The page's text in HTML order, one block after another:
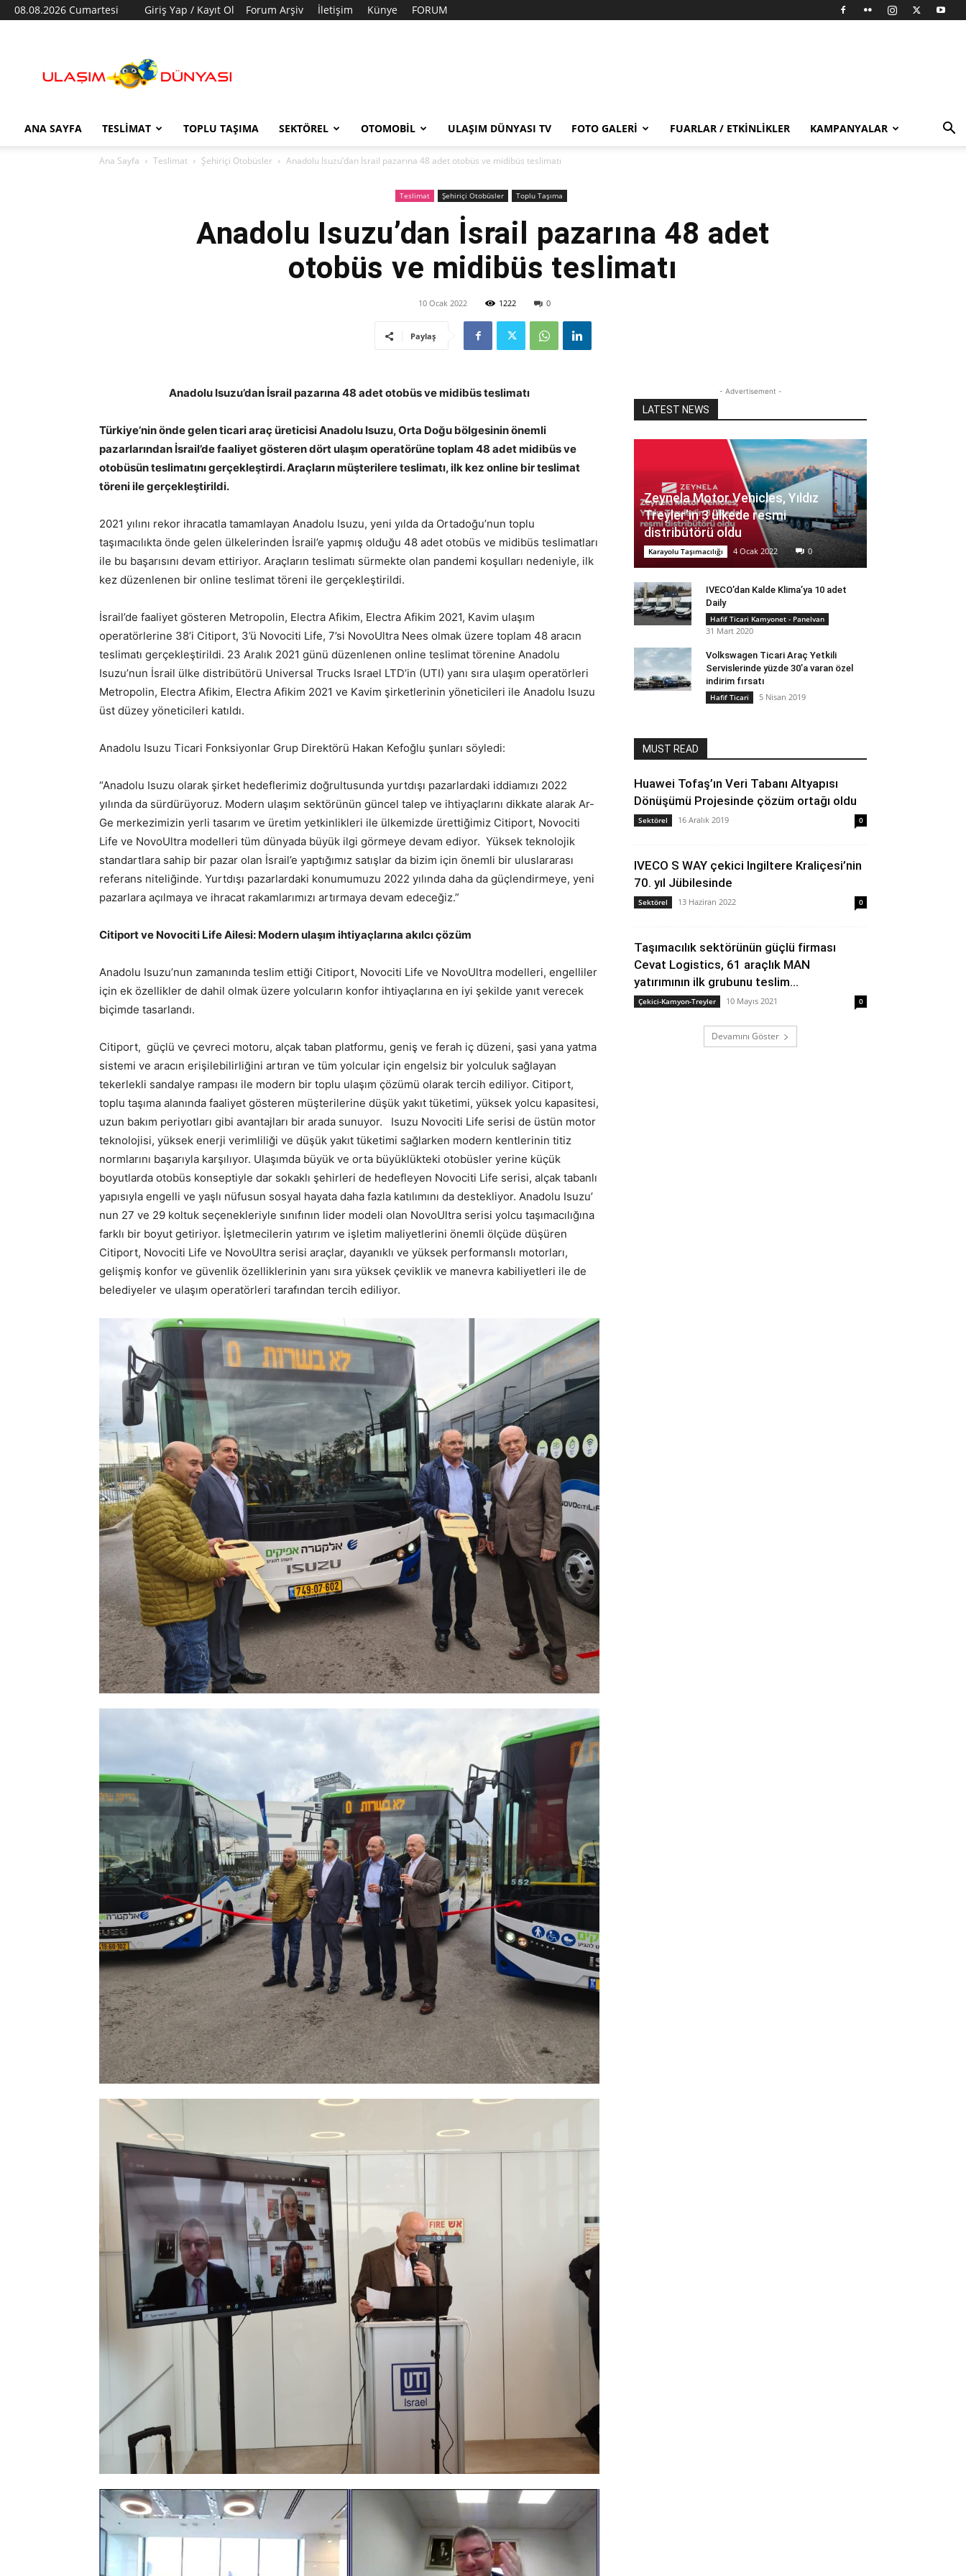
08.08.2026 Cumartesi Giriş Yap / Kayıt Ol Forum Arşiv İletişim Künye FORUM
Dünyası
ANA SAYFA TESLIMAT TOPLU TAŞIMA SEKTÖREL OTOMOBIL ULAŞIM DÜNYASI TV FOTO GALERI FUARLAR / ETKINLIKLER KAMPANYALAR
Ana Sayfa Teslimat Şehiriçi Otobüsler Anadolu Isuzu’dan İsrail pazarına 48 adet otobüs ve midibüs teslimatı
Teslimat Şehiriçi Otobüsler Toplu Taşıma
Anadolu Isuzu’dan İsrail pazarına 48 adet
otobüs ve midibüs teslimatı
10 Ocak 2022 1222 0
Paylaş
Anadolu Isuzu’dan İsrail pazarına 48 adet otobüs ve midibüs teslimatı
Türkiye’nin önde gelen ticari araç üreticisi Anadolu Isuzu, Orta Doğu bölgesinin önemli
pazarlarından İsrail’de faaliyet gösteren dört ulaşım operatörüne toplam 48 adet midibüs ve
otobüsün teslimatını gerçekleştirdi. Araçların müşterilere teslimatı, ilk kez online bir teslimat
töreni ile gerçekleştirildi.
2021 yılını rekor ihracatla tamamlayan Anadolu Isuzu, yeni yılda da Ortadoğu’nun toplu
taşımacılıkta önde gelen ülkelerinden İsrail’e yapmış olduğu 48 adet otobüs ve midibüs teslimatları
ile bu başarısını devam ettiriyor. Araçların teslimatı sürmekte olan pandemi koşulları nedeniyle, ilk
kez düzenlenen bir online teslimat töreni ile gerçekleştirildi.
İsrail’de faaliyet gösteren Metropolin, Electra Afikim, Electra Afikim 2021, Kavim ulaşım
operatörlerine 38’i Citiport, 3’ü Novociti Life, 7’si NovoUltra Nees olmak üzere toplam 48 aracın
teslimatı gerçekleştirildi. 23 Aralık 2021 günü düzenlenen online teslimat törenine Anadolu
Isuzu’nun İsrail ülke distribütörü Universal Trucks Israel LTD’in (UTI) yanı sıra ulaşım operatörleri
Metropolin, Electra Afikim, Electra Afikim 2021 ve Kavim şirketlerinin yöneticileri ile Anadolu Isuzu
üst düzey yöneticileri katıldı.
Anadolu Isuzu Ticari Fonksiyonlar Grup Direktörü Hakan Kefoğlu şunları söyledi:
“Anadolu Isuzu olarak şirket hedeflerimiz doğrultusunda yurtdışı pazarlardaki iddiamızı 2022
yılında da sürdürüyoruz. Modern ulaşım sektörünün güncel talep ve ihtiyaçlarını dikkate alarak Ar-
Ge merkezimizin yerli tasarım ve üretim yetkinlikleri ile ülkemizde ürettiğimiz Citiport, Novociti
Life ve NovoUltra modelleri tüm dünyada büyük ilgi görmeye devam ediyor. Yüksek teknolojik
standartlara sahip bir pazar olan İsrail’e yaptığımız satışlar da bizim için önemli bir uluslararası
referans niteliğinde. Yurtdışı pazarlardaki konumumuzu 2022 yılında daha da güçlendirmeye, yeni
pazarlara açılmaya ve ihracat rakamlarımızı artırmaya devam edeceğiz.”
Citiport ve Novociti Life Ailesi: Modern ulaşım ihtiyaçlarına akılcı çözüm
Anadolu Isuzu’nun zamanında teslim ettiği Citiport, Novociti Life ve NovoUltra modelleri, engelliler
için ek özellikler de dahil olmak üzere yolcuların konfor ihtiyaçlarına en iyi şekilde yanıt verecek
biçimde tasarlandı.
Citiport, güçlü ve çevreci motoru, alçak taban platformu, geniş ve ferah iç düzeni, şasi yana yatma
sistemi ve aracın erişilebilirliğini artıran ve tüm yolcular için engelsiz bir yolculuk sağlayan
tekerlekli sandalye rampası ile modern bir toplu ulaşım çözümü olarak tercih ediliyor. Citiport,
toplu taşıma alanında faaliyet gösteren müşterilerine düşük yakıt tüketimi, yüksek yolcu kapasitesi,
uzun bakım periyotları gibi avantajları bir arada sunuyor. Isuzu Novociti Life serisi de üstün motor
teknolojisi, yüksek enerji verimliliği ve düşük yakıt tüketimi sağlarken modern kentlerinin titiz
normlarını başarıyla karşılıyor. Ulaşımda büyük ve orta büyüklükteki otobüsler yerine küçük
boyutlarda otobüs konseptiyle dar sokaklı şehirleri de hedefleyen Novociti Life serisi, alçak tabanlı
yapısıyla engelli ve yaşlı nüfusun sosyal hayata daha fazla katılımını da destekliyor. Anadolu Isuzu’
nun 27 ve 29 koltuk seçenekleriyle sınıfının lider modeli olan NovoUltra serisi yolcu taşımacılığına
farklı bir boyut getiriyor. İşletmecilerin yatırım ve işletim maliyetlerini önemli ölçüde düşüren
Citiport, Novociti Life ve NovoUltra serisi araçlar, dayanıklı ve yüksek performanslı motorları,
gelişmiş konfor ve güvenlik özelliklerinin yanı sıra yüksek çeviklik ve manevra kabiliyetleri ile de
belediyeler ve ulaşım operatörleri tarafından tercih ediliyor.
- Advertisement -
LATEST NEWS
Zeynela Motor Vehicles, Yıldız
Treyler’in 3 ülkede resmi
distribütörü oldu
Karayolu Taşımacılığı 4 Ocak 2022 0
IVECO’dan Kalde Klima’ya 10 adet
Daily
Hafif Ticari Kamyonet - Panelvan
31 Mart 2020
Volkswagen Ticari Araç Yetkili
Servislerinde yüzde 30’a varan özel
indirim fırsatı
Hafif Ticari 5 Nisan 2019
MUST READ
Huawei Tofaş’ın Veri Tabanı Altyapısı
Dönüşümü Projesinde çözüm ortağı oldu
Sektörel 16 Aralık 2019 0
IVECO S WAY çekici Ingiltere Kraliçesi’nin
70. yıl Jübilesinde
Sektörel 13 Haziran 2022 0
Taşımacılık sektörünün güçlü firması
Cevat Logistics, 61 araçlık MAN
yatırımının ilk grubunu teslim...
Çekici-Kamyon-Treyler 10 Mayıs 2021 0
Devamını Göster